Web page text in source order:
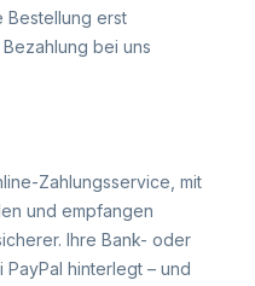
Bestellung erst
bei uns
Zahlungsservice, mit
und empfangen
Ihre Bank- oder
hinterlegt – und